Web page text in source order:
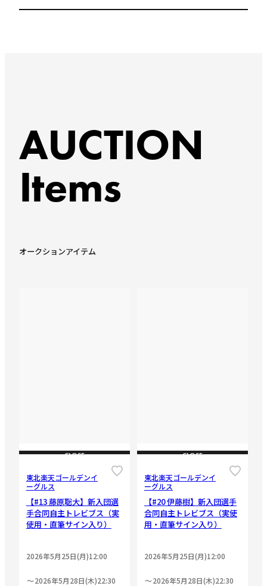
AUCTION
Items
オークションアイテム
CLOSE
東北楽天ゴールデンイ
ーグルス
【#13 藤原聡大】新入団選
手合同自主トレビブス（実
使用・直筆サイン入り）
2026年5月25日(月)12:00
2026年5月28日(木)22:30
CLOSE
東北楽天ゴールデンイ
ーグルス
【#20 伊藤樹】新入団選手
合同自主トレビブス（実使
用・直筆サイン入り）
2026年5月25日(月)12:00
2026年5月28日(木)22:30